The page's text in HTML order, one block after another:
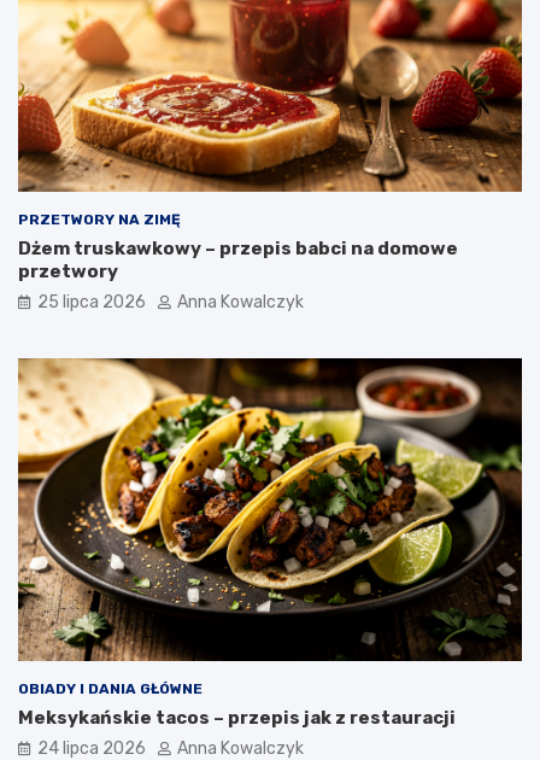
PRZETWORY NA ZIMĘ
Dżem truskawkowy – przepis babci na domowe
przetwory
25 lipca 2026 Anna Kowalczyk
OBIADY I DANIA GŁÓWNE
Meksykańskie tacos – przepis jak z restauracji
24 lipca 2026 Anna Kowalczyk